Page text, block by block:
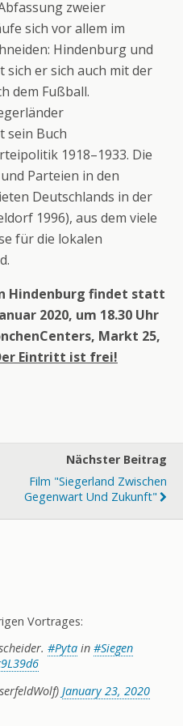
zweier
sich vor allem im
Hindenburg und
er sich auch mit der
dem Fußball.
sein Buch
1918–1933. Die
Parteien in den
Deutschlands in der
1996), aus dem viele
für die lokalen
Hindenburg findet statt
2020, um 18.30 Uhr
Markt 25,
Eintritt ist frei!
Nächster Beitrag
Film "Siegerland Zwischen
Gegenwart Und Zukunft"
Vortrages:
#Pyta in #Siegen
January 23, 2020